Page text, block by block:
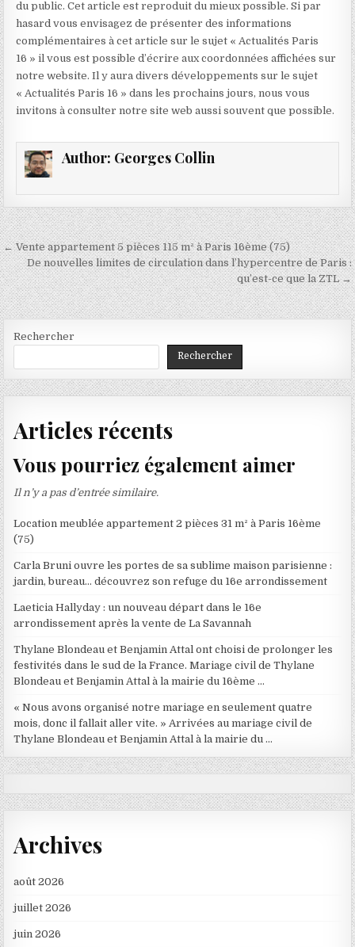
du public. Cet article est reproduit du mieux possible. Si par
hasard vous envisagez de présenter des informations
complémentaires à cet article sur le sujet « Actualités Paris
16 » il vous est possible d’écrire aux coordonnées affichées sur
notre website. Il y aura divers développements sur le sujet
« Actualités Paris 16 » dans les prochains jours, nous vous
invitons à consulter notre site web aussi souvent que possible.
Author: Georges Collin
Navigation
de
l’article
← Vente appartement 5 pièces 115 m² à Paris 16ème (75)
De nouvelles limites de circulation dans l’hypercentre de Paris :
qu’est-ce que la ZTL →
Rechercher
Rechercher
Articles récents
Vous pourriez également aimer
Il n’y a pas d’entrée similaire.
Location meublée appartement 2 pièces 31 m² à Paris 16ème
(75)
Carla Bruni ouvre les portes de sa sublime maison parisienne :
jardin, bureau… découvrez son refuge du 16e arrondissement
Laeticia Hallyday : un nouveau départ dans le 16e
arrondissement après la vente de La Savannah
Thylane Blondeau et Benjamin Attal ont choisi de prolonger les
festivités dans le sud de la France. Mariage civil de Thylane
Blondeau et Benjamin Attal à la mairie du 16ème …
« Nous avons organisé notre mariage en seulement quatre
mois, donc il fallait aller vite. » Arrivées au mariage civil de
Thylane Blondeau et Benjamin Attal à la mairie du …
Archives
août 2026
juillet 2026
juin 2026